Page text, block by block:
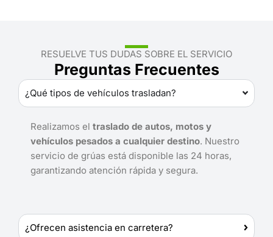
RESUELVE TUS DUDAS SOBRE EL SERVICIO
Preguntas Frecuentes
¿Qué tipos de vehículos trasladan?
Realizamos el traslado de autos, motos y
vehículos pesados a cualquier destino. Nuestro
servicio de grúas está disponible las 24 horas,
garantizando atención rápida y segura.
¿Ofrecen asistencia en carretera?